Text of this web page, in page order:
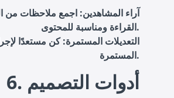
آراء المشاهدين: اجمع ملاحظات من
القراءة ومناسبة للمحتوى.
التعديلات المستمرة: كن مستعدًا
المستمرة.
6. أدوات التصميم